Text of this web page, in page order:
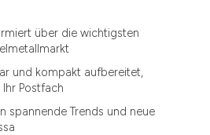
über die wichtigsten
und kompakt aufbereitet,
Postfach
spannende Trends und neue